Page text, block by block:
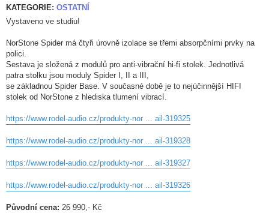
KATEGORIE: OSTATNÍ
Vystaveno ve studiu!
NorStone Spider má čtyři úrovně izolace se třemi absorpčními prvky na
polici.
Sestava je složená z modulů pro anti-vibrační hi-fi stolek. Jednotlivá
patra stolku jsou moduly Spider I, II a III,
se základnou Spider Base. V současné době je to nejúčinnější HIFI
stolek od NorStone z hlediska tlumení vibrací.
https://www.rodel-audio.cz/produkty-nor ... ail-319325
https://www.rodel-audio.cz/produkty-nor ... ail-319328
https://www.rodel-audio.cz/produkty-nor ... ail-319327
https://www.rodel-audio.cz/produkty-nor ... ail-319326
Původní cena: 26 990,- Kč